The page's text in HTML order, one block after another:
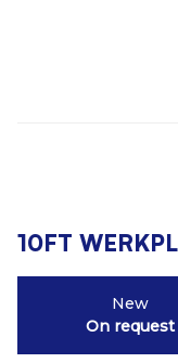
10FT
New
On request